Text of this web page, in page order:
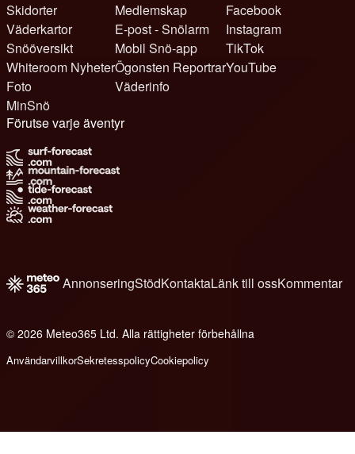
Skidorter
Väderkartor
Snööversikt
Whiteroom Nyheter
Foto
MinSnö
Medlemskap
E-post - Snölarm
Mobil Snö-app
Ögonsten Reportrar
Väderinfo
Facebook
Instagram
TikTok
YouTube
Förutse varje äventyr
AnnonseringStödKontaktaLänk till ossKommentar
© 2026 Meteo365 Ltd. Alla rättigheter förbehållna
AnvändarvillkorSekretesspolicyCookiepolicy